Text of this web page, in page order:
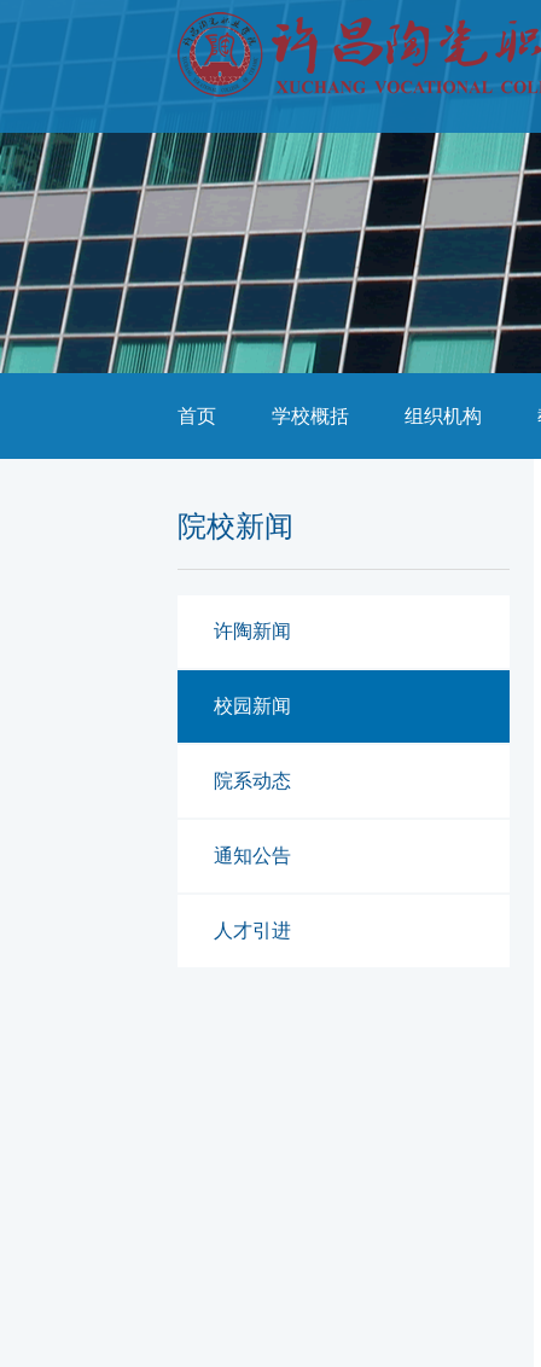
首页 学校概括 组织机构
院校新闻
许陶新闻
校园新闻
院系动态
通知公告
人才引进